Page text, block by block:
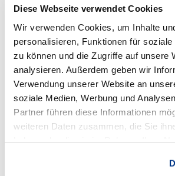
Diese Webseite verwendet Cookies
Wir verwenden Cookies, um Inhalte
personalisieren, Funktionen für soziale
zu können und die Zugriffe auf unsere
analysieren. Außerdem geben wir
Verwendung unserer Website an
soziale Medien, Werbung und
Partner führen diese Informationen
weiteren Daten zusammen, die Sie
Volkswagen Lünen
Anschrift
Cappenberger Straße 25